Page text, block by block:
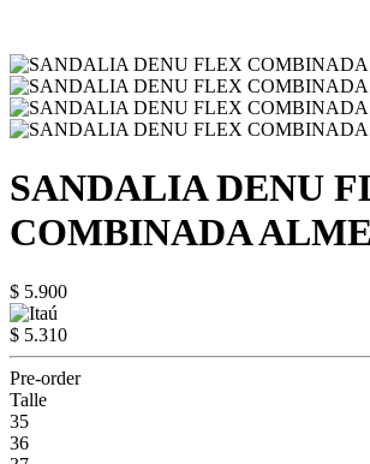
SANDALIA DENU
COMBINADA
$ 5.900
$ 5.310
Pre-order
Talle
35
36